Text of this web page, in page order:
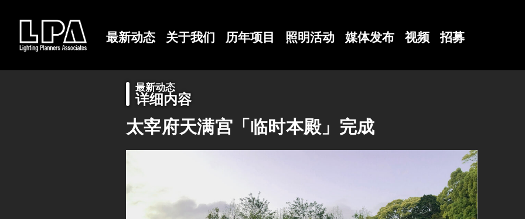
最新动态 关于我们 历年项目 照明活动 媒体发布 视频 招募
最新动态
详细内容
太宰府天满宫「临时本殿」完成